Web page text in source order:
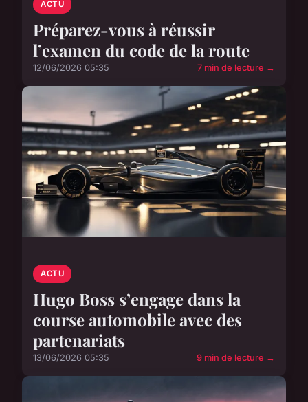
ACTU
Préparez-vous à réussir
l’examen du code de la route
12/06/2026 05:35 7 min de lecture →
ACTU
Hugo Boss s’engage dans la
course automobile avec des
partenariats
13/06/2026 05:35 9 min de lecture →